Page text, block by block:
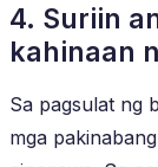
4. Suriin
kahinaan
Sa pagsulat ng
mga